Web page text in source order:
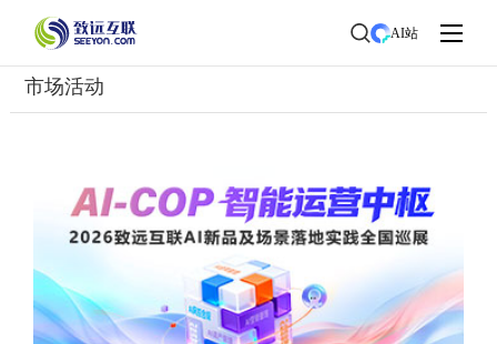
AI站
首页>关于致远>市场活动
市场活动